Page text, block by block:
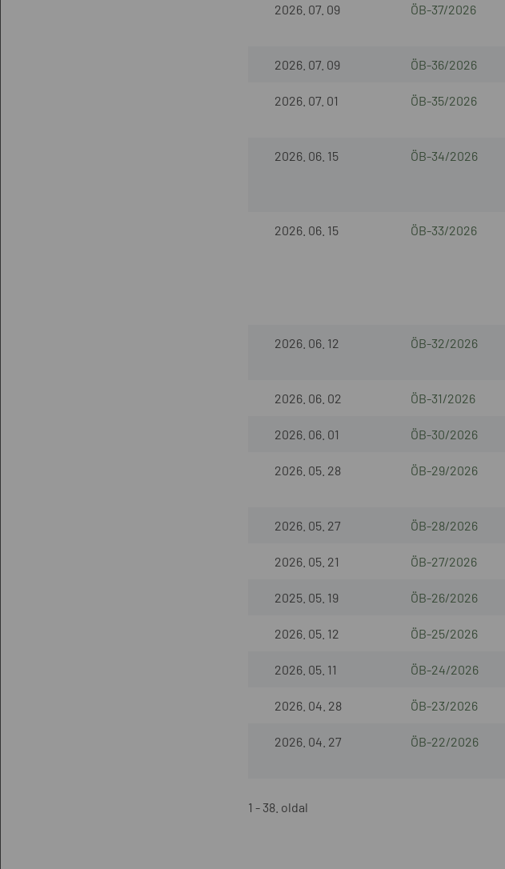
2026. 07. 09 ÖB-37/2026
2026. 07. 09 ÖB-36/2026
2026. 07. 01 ÖB-35/2026
2026. 06. 15 ÖB-34/2026
2026. 06. 15 ÖB-33/2026
2026. 06. 12 ÖB-32/2026
2026. 06. 02 ÖB-31/2026
2026. 06. 01 ÖB-30/2026
2026. 05. 28 ÖB-29/2026
2026. 05. 27 ÖB-28/2026
2026. 05. 21 ÖB-27/2026
2025. 05. 19 ÖB-26/2026
2026. 05. 12 ÖB-25/2026
2026. 05. 11 ÖB-24/2026
2026. 04. 28 ÖB-23/2026
2026. 04. 27 ÖB-22/2026
1 - 38. oldal